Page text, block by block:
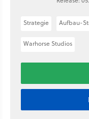
Strategie Aufbau-
Warhorse Studios